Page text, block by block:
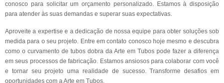
conosco para solicitar um orçamento personalizado. Estamos à disposição
para atender às suas demandas e superar suas expectativas.
Aproveite a expertise e a dedicação de nossa equipe para obter soluções sob
medida para o seu projeto. Entre em contato conosco hoje mesmo e descubra
como o curvamento de tubos dobra da Arte em Tubos pode fazer a diferença
em seus processos de fabricação. Estamos ansiosos para colaborar com você
e tornar seu projeto uma realidade de sucesso. Transforme desafios em
oportunidades com a Arte em Tubos.